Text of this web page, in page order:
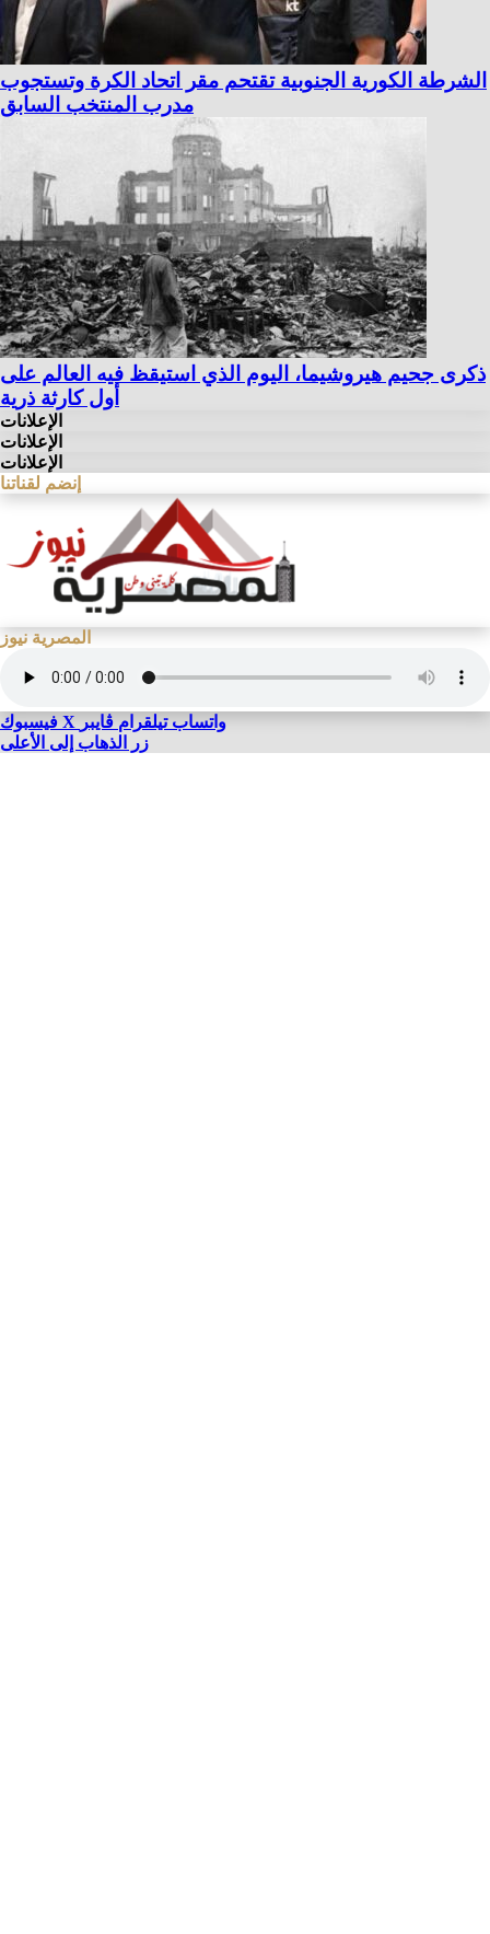
الشرطة الكورية الجنوبية تقتحم مقر اتحاد الكرة وتستجوب
مدرب المنتخب السابق
ذكرى جحيم هيروشيما، اليوم الذي استيقظ فيه العالم على
أول كارثة ذرية
الإعلانات
الإعلانات
الإعلانات
إنضم لقناتنا
المصرية نيوز
فيسبوك X واتساب تيلقرام ڤايبر
زر الذهاب إلى الأعلى